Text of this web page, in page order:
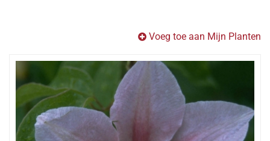
Voeg toe aan Mijn Planten